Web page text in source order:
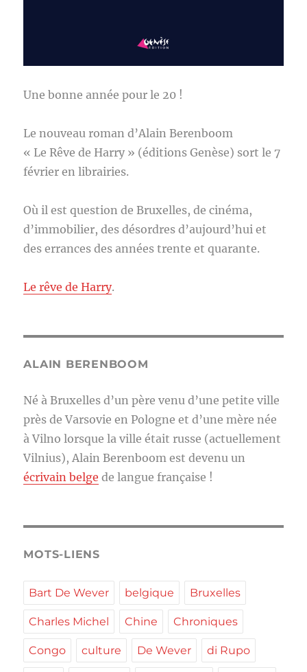
Une bonne année pour le 20 !
Le nouveau roman d’Alain Berenboom
« Le Rêve de Harry » (éditions Genèse) sort le 7
février en librairies.
Où il est question de Bruxelles, de cinéma,
d’immobilier, des désordres d’aujourd’hui et
des errances des années trente et quarante.
Le rêve de Harry.
ALAIN BERENBOOM
Né à Bruxelles d’un père venu d’une petite ville
près de Varsovie en Pologne et d’une mère née
à Vilno lorsque la ville était russe (actuellement
Vilnius), Alain Berenboom est devenu un
écrivain belge de langue française !
MOTS-LIENS
Bart De Wever belgique Bruxelles
Charles Michel Chine Chroniques
Congo culture De Wever di Rupo